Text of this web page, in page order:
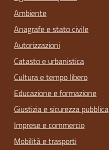
Ambiente
Anagrafe e stato civile
Autorizzazioni
Catasto e urbanistica
Cultura e tempo libero
Educazione e formazione
Giustizia e sicurezza pubblica
Imprese e commercio
Mobilità e trasporti